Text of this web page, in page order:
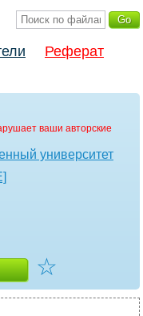
Реферат
ваши авторские
университет
☆